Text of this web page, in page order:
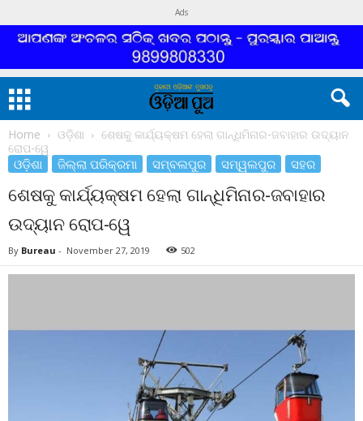
Ads
Home ଓଡ଼ିଶା
ଶେଷକୁ କାର୍ଯ୍ୟକ୍ଷମ ହେଲା ଗାନ୍ଧିମିନାର-ଜବାହାର ଉଦ୍ୟାନ
ରୋପ-ୱେ
ଓଡ଼ିଶା ଜିଲ୍ଲା ପରିକ୍ରମା ସମ୍ବଲପୁର ସମ୍ୱଲପୁର ସହର
ଶେଷକୁ କାର୍ଯ୍ୟକ୍ଷମ ହେଲା ଗାନ୍ଧିମିନାର-ଜବାହାର
ଉଦ୍ୟାନ ରୋପ-ୱେ
By Bureau - November 27, 2019 502